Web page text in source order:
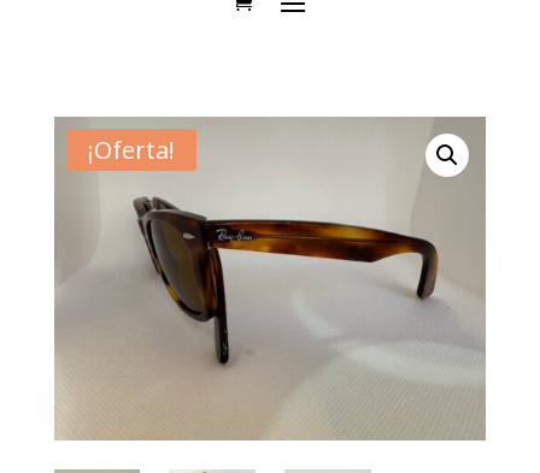
¡Oferta!